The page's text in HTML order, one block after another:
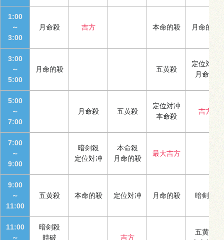
1:00
～
3:00
月命殺 吉方 本命的殺 月命的殺
3:00
～
5:00
月命的殺 五黄殺
定位対冲
月命殺
5:00
～
7:00
月命殺 五黄殺
定位対冲
本命殺
吉方
7:00
～
9:00
暗剣殺
定位対冲
本命殺
月命的殺
最大吉方
9:00
～
11:00
五黄殺 本命的殺 定位対冲 月命的殺 暗剣殺
11:00
～
暗剣殺
時破
吉方
五黄殺